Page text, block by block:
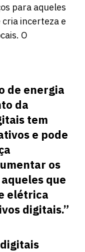
para aqueles
incerteza e
O
de energia
da
tem
e pode
os
que
elétrica
digitais.”